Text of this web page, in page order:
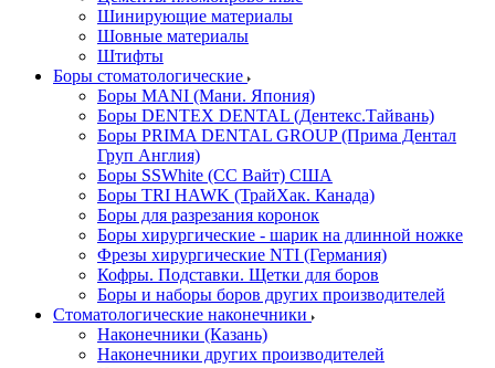
Шинирующие материалы
Шовные материалы
Штифты
Боры стоматологические
Боры MANI (Мани. Япония)
Боры DENTEX DENTAL (Дентекс.Тайвань)
Боры PRIMA DENTAL GROUP (Прима Дентал
Груп Англия)
Боры SSWhite (СС Вайт) США
Боры TRI HAWK (ТрайХак. Канада)
Боры для разрезания коронок
Боры хирургические - шарик на длинной ножке
Фрезы хирургические NTI (Германия)
Кофры. Подставки. Щетки для боров
Боры и наборы боров других производителей
Стоматологические наконечники
Наконечники (Казань)
Наконечники других производителей